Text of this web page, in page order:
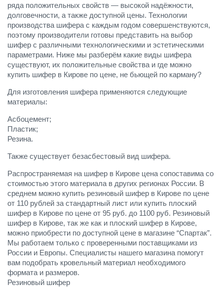
ряда положительных свойств — высокой надёжности,
долговечности, а также доступной цены. Технологии
производства шифера с каждым годом совершенствуются,
поэтому производители готовы представить на выбор
шифер с различными технологическими и эстетическими
параметрами. Ниже мы разберём какие виды шифера
существуют, их положительные свойства и где можно
купить шифер в Кирове по цене, не бьющей по карману?
Для изготовления шифера применяются следующие
материалы:
Асбоцемент;
Пластик;
Резина.
Также существует безасбестовый вид шифера.
Распространяемая на шифер в Кирове цена сопоставима со
стоимостью этого материала в других регионах России. В
среднем можно купить резиновый шифер в Кирове по цене
от 110 рублей за стандартный лист или купить плоский
шифер в Кирове по цене от 95 руб. до 1100 руб. Резиновый
шифер в Кирове, так же как и плоский шифер в Кирове,
можно приобрести по доступной цене в магазине “Спартак”.
Мы работаем только с проверенными поставщиками из
России и Европы. Специалисты нашего магазина помогут
вам подобрать кровельный материал необходимого
формата и размеров.
Резиновый шифер